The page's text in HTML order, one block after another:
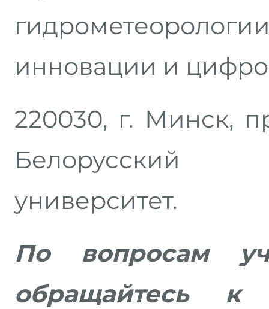
инновации и
220030, г. Минск,
Белорусский
университет.
По вопросам
обращайтесь к